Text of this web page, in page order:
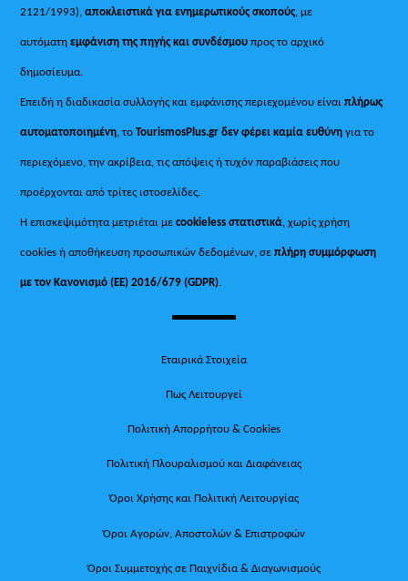
2121/1993), αποκλειστικά για ενημερωτικούς σκοπούς, με
αυτόματηεμφάνιση της πηγής και συνδέσμου προς το αρχικό
δημοσίευμα.
Επειδή η διαδικασία συλλογής και εμφάνισης περιεχομένου είναιπλήρως
αυτοματοποιημένη, τοTourismosPlus.gr δεν φέρει καμία ευθύνη για το
περιεχόμενο, την ακρίβεια, τις απόψεις ή τυχόν παραβιάσεις που
προέρχονται από τρίτες ιστοσελίδες.
Η επισκεψιμότητα μετριέται μεcookieless στατιστικά, χωρίς χρήση
cookies ή αποθήκευση προσωπικών δεδομένων, σεπλήρη συμμόρφωση
με τον Κανονισμό (ΕΕ) 2016/679 (GDPR).
Εταιρικά Στοιχεία
Πως Λειτουργεί
Πολιτική Απορρήτου & Cookies
Πολιτική Πλουραλισμού και Διαφάνειας
Όροι Χρήσης και Πολιτική Λειτουργίας
Όροι Αγορών, Αποστολών & Επιστροφών
Όροι Συμμετοχής σε Παιχνίδια & Διαγωνισμούς